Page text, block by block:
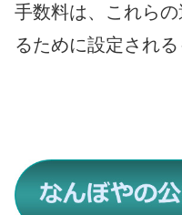
手数料は、これら
るために設定される